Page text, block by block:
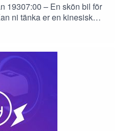
19307:00 – En skön bil för
ni tänka er en kinesisk
och svenska priser på
– Veckans begagnatbil
L03